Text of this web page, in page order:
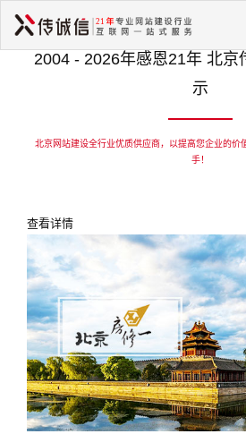
2004 - 2026年感恩21年 北京
示
北京网站建设全行业优质供应商，以提高您企业的价
手！
查看详情